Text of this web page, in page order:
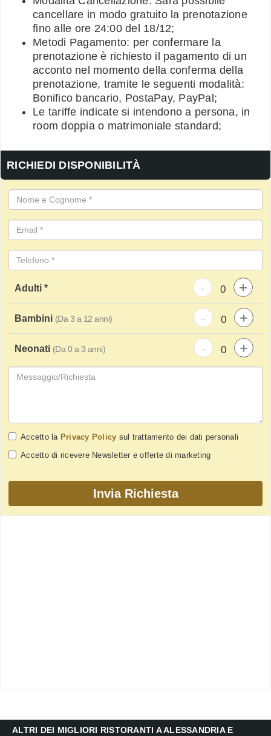
cancellare in modo gratuito la prenotazione
fino alle ore 24:00 del 18/12;
Metodi Pagamento: per confermare la
prenotazione è richiesto il pagamento di un
acconto nel momento della conferma della
prenotazione, tramite le seguenti modalità:
Bonifico bancario, PostaPay, PayPal;
Le tariffe indicate si intendono a persona, in
room doppia o matrimoniale standard;
RICHIEDI DISPONIBILITÀ
Adulti * - +
Bambini (Da 3 a 12 anni) - +
Neonati (Da 0 a 3 anni) - +
Accetto la Privacy Policy sul trattamento dei dati personali
Accetto di ricevere Newsletter e offerte di marketing
ALTRI DEI MIGLIORI RISTORANTI A ALESSANDRIA E